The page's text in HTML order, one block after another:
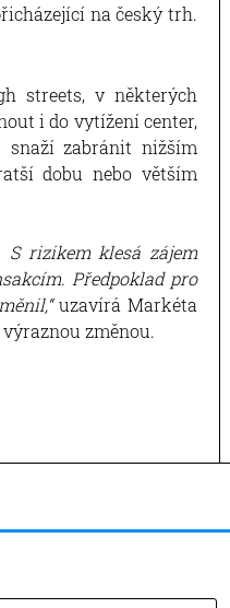
na český trh.
streets, v některých
i do vytížení center,
snaží zabránit nižším
dobu nebo větším
rizikem klesá zájem
Předpoklad pro
uzavírá Markéta
změnou.